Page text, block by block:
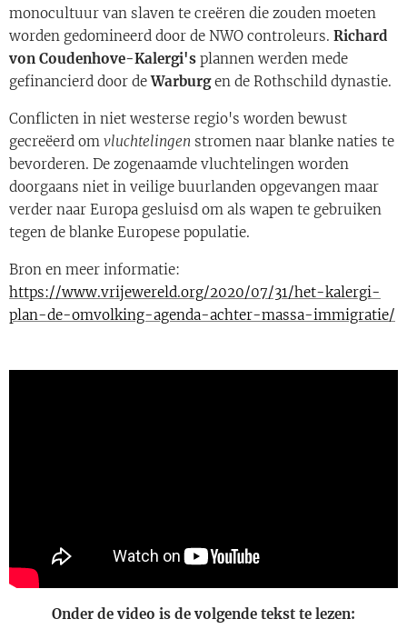
monocultuur van slaven te creëren die zouden moeten
worden gedomineerd door de NWO controleurs. Richard
von Coudenhove-Kalergi's plannen werden mede
gefinancierd door deWarburgen de Rothschild dynastie.
Conflicten in niet westerse regio's worden bewust
gecreëerd om vluchtelingen stromen naar blanke naties te
bevorderen. De zogenaamde vluchtelingen worden
doorgaans niet in veilige buurlanden opgevangen maar
verder naar Europa gesluisd om als wapen te gebruiken
tegen de blanke Europese populatie.
Bron en meer informatie:
https://www.vrijewereld.org/2020/07/31/het-kalergi-
plan-de-omvolking-agenda-achter-massa-immigratie/
Onder de video is de volgende tekst te lezen: